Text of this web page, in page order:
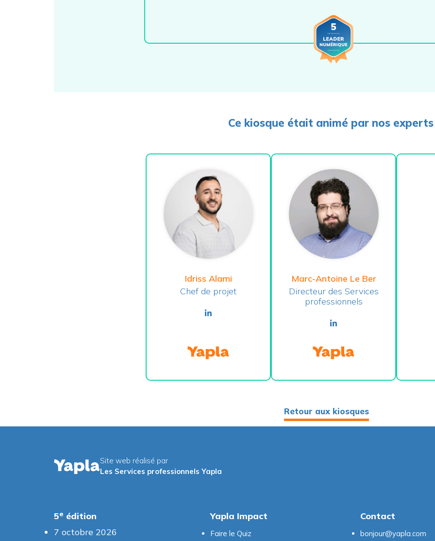
Ce kiosque était animé par nos experts
Idriss Alami
Chef de projet
linkedin
Marc-Antoine Le Ber
Directeur des Services
professionnels
linkedin
Retour aux kiosques
Site web réalisé par
Les Services professionnels Yapla
5e édition
7 octobre 2026
Yapla Impact
Faire le Quiz
Contact
bonjour@yapla.com